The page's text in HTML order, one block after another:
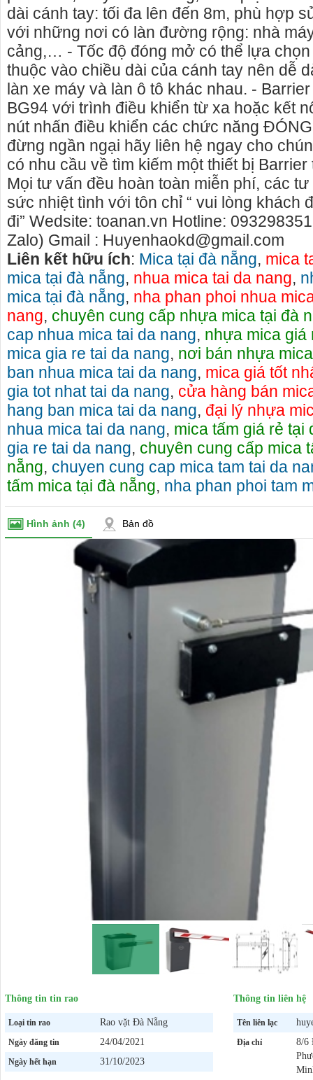
dài cánh tay: tối đa lên đến 8m, phù hợp
với những nơi có làn đường rộng: nhà
cảng,… - Tốc độ đóng mở có thể lựa
thuộc vào chiều dài của cánh tay nên dễ
làn xe máy và làn ô tô khác nhau. -
BG94 với trình điều khiển từ xa hoặc kết
nút nhấn điều khiển các chức năng
đừng ngần ngại hãy liên hệ ngay cho
có nhu cầu về tìm kiếm một thiết bị
Mọi tư vấn đều hoàn toàn miễn phí, các
sức nhiệt tình với tôn chỉ “ vui lòng khách
đi” Wedsite: toanan.vn Hotline:
Zalo) Gmail : Huyenhaokd@gmail.com
Liên kết hữu ích: Mica tại đà nẵng, mica
mica tại đà nẵng, nhua mica tai da nang,
mica tại đà nẵng, nha phan phoi nhua
nang, chuyên cung cấp nhựa mica tại đà
cap nhua mica tai da nang, nhựa mica giá
mica gia re tai da nang, nơi bán nhựa
ban nhua mica tai da nang, mica giá tốt
gia tot nhat tai da nang, cửa hàng bán
hang ban mica tai da nang, đại lý nhựa
nhua mica tai da nang, mica tấm giá rẻ tại
gia re tai da nang, chuyên cung cấp mica
nẵng, chuyen cung cap mica tam tai da
tấm mica tại đà nẵng, nha phan phoi tam
Hình ảnh (4) Bản đồ
Thông tin tin rao
Loại tin rao Rao vặt Đà Nẵng
Ngày đăng tin 24/04/2021
Ngày hết hạn 31/10/2023
Thông tin liên hệ
Tên liên lạc
Địa chỉ
8/6
cho thue
phú yên
thuê xe
thuê xe
cho
đà nẵng,
Cho thuê nhà nguyên căn Phú Yên, chuyên cho
thuê nhà nguyên căn tại Phú Yên
Chúng tôi hiên đang cho thuê nhà nguyên căn
tại Tuy Hòa - Phú Yên.